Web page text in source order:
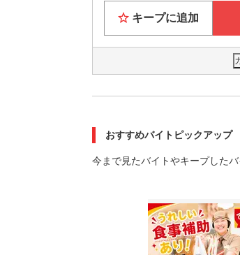
キープに追加
おすすめバイトピックアップ
今まで見たバイトやキープした